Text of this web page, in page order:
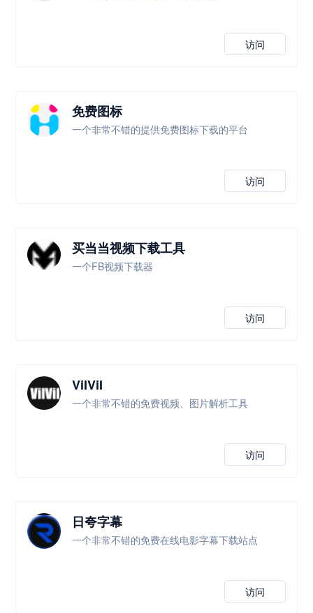
访问
免费图标
一个非常不错的提供免费图标下载的平台
访问
买当当视频下载工具
一个FB视频下载器
访问
ViIViI
一个非常不错的免费视频、图片解析工具
访问
日夸字幕
一个非常不错的免费在线电影字幕下载站点
访问